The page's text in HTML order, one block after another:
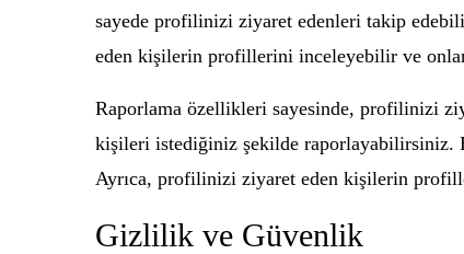
sayede profilinizi ziyaret edenleri takip
eden kişilerin profillerini inceleyebilir ve
Raporlama özellikleri sayesinde, profilinizi
kişileri istediğiniz şekilde raporlayabilirsiniz.
Ayrıca, profilinizi ziyaret eden kişilerin
Gizlilik ve Güvenlik